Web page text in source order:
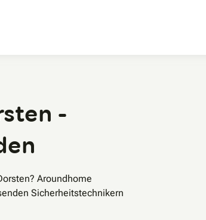
-
Aroundhome
Sicherheitstechnikern